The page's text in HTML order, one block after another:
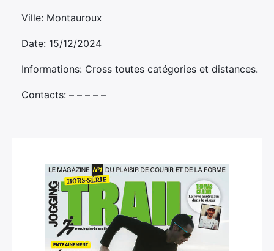
Ville: Montauroux
Date: 15/12/2024
Informations: Cross toutes catégories et distances.
Contacts: – – – – –